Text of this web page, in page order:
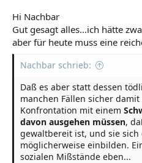
Hi Nachbar
Gut gesagt alles...ich hätte
aber für heute muss eine
Nachbar schrieb:
Daß es aber statt dessen
manchen Fällen sicher
Konfrontation mit einem
davon ausgehen müssen,
gewaltbereit ist, und sie sich
möglicherweise einbilden.
sozialen Mißstände eben...